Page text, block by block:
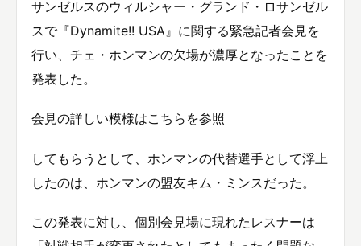
サンゼルスのウィルシャー・グランド・ロサンゼル
スで『Dynamite!! USA』に関する緊急記者会見を
行い、チェ・ホンマンの欠場が濃厚となったことを
発表した。
会見の詳しい模様はこちらを参照
してもらうとして、ホンマンの代替選手として浮上
したのは、ホンマンの盟友キム・ミンスだった。
この発表に対し、個別会見場に現れたレスナーは